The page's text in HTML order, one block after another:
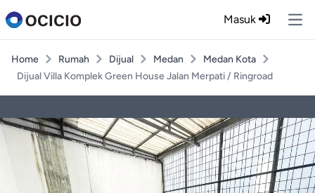
Masuk
Home Rumah Dijual Medan
Medan Kota
Dijual Villa Komplek Green House Jalan Merpati / Ringroad